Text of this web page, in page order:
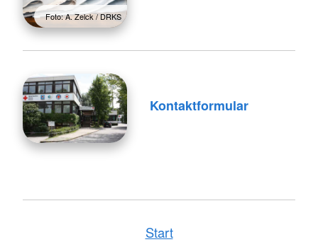
Foto: A. Zelck / DRKS
Kontaktformular
Start